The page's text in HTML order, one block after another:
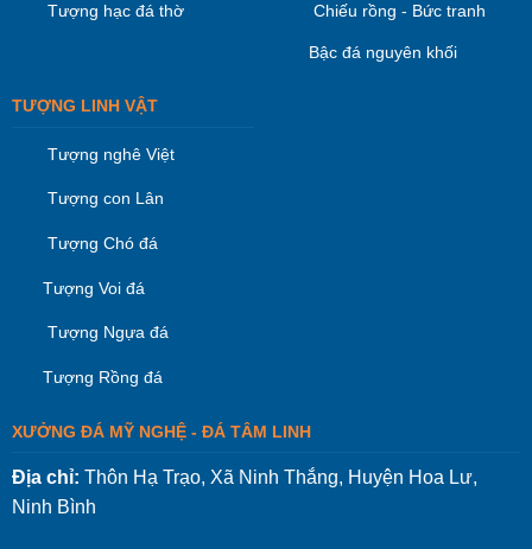
Tượng hạc đá thờ Chiếu rồng - Bức tranh
Bậc đá nguyên khối
TƯỢNG LINH VẬT
Tượng nghê Việt
Tượng con Lân
Tượng Chó đá
Tượng Voi đá
Tượng Ngựa đá
Tượng Rồng đá
XƯỞNG ĐÁ MỸ NGHỆ - ĐÁ TÂM LINH
Địa chỉ: Thôn Hạ Trạo, Xã Ninh Thắng, Huyện Hoa Lư,
Ninh Bình